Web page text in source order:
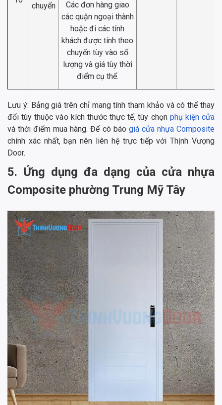
chuyển
Các đơn hàng giao
các quận ngoại thành
hoặc đi các tỉnh
khách được tính theo
chuyến tùy vào số
lượng và giá tùy thời
điểm cụ thể.
Lưu ý: Bảng giá trên chỉ mang tính tham khảo và có thể thay
đổi tùy thuộc vào kích thước thực tế, tùy chọn phụ kiện cửa
và thời điểm mua hàng. Để có báo giá cửa nhựa Composite
chính xác nhất, bạn nên liên hệ trực tiếp với Thịnh Vượng
Door.
5. Ứng dụng đa dạng của cửa nhựa
Composite phường Trung Mỹ Tây